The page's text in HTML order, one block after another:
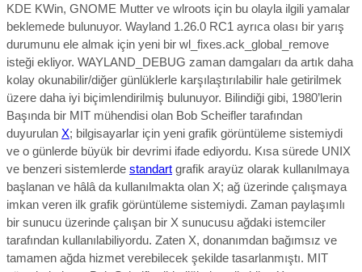
KDE KWin, GNOME Mutter ve wlroots için bu olayla ilgili yamalar
beklemede bulunuyor. Wayland 1.26.0 RC1 ayrıca olası bir yarış
durumunu ele almak için yeni bir wl_fixes.ack_global_remove
isteği ekliyor. WAYLAND_DEBUG zaman damgaları da artık daha
kolay okunabilir/diğer günlüklerle karşılaştırılabilir hale getirilmek
üzere daha iyi biçimlendirilmiş bulunuyor. Bilindiği gibi, 1980’lerin
Başında bir MIT mühendisi olan Bob Scheifler tarafından
duyurulan X; bilgisayarlar için yeni grafik görüntüleme sistemiydi
ve o günlerde büyük bir devrimi ifade ediyordu. Kısa sürede UNIX
ve benzeri sistemlerde standart grafik arayüz olarak kullanılmaya
başlanan ve hâlâ da kullanılmakta olan X; ağ üzerinde çalışmaya
imkan veren ilk grafik görüntüleme sistemiydi. Zaman paylaşımlı
bir sunucu üzerinde çalışan bir X sunucusu ağdaki istemciler
tarafından kullanılabiliyordu. Zaten X, donanımdan bağımsız ve
tamamen ağda hizmet verebilecek şekilde tasarlanmıştı. MIT